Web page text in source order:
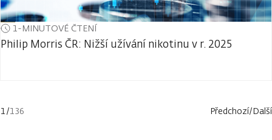
1-MINUTOVÉ ČTENÍ
Philip Morris ČR: Nižší užívání nikotinu v r. 2025
1/136 Předchozí/Další